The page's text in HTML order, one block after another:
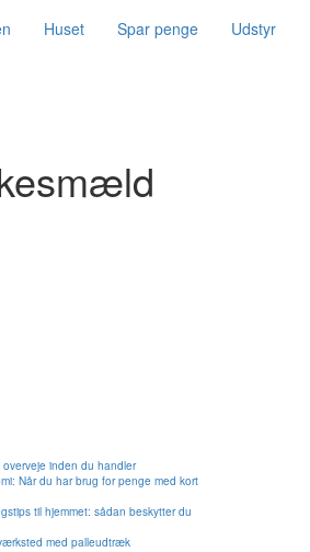
Huset Spar penge Udstyr
inden du handler
Når du har brug for penge med kort
til hjemmet: sådan beskytter du
med palleudtræk